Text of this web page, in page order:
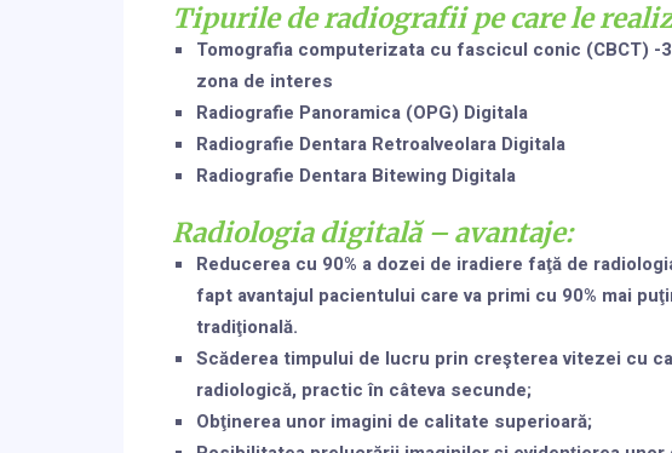
Tipurile de radiografii pe care le
Tomografia computerizata cu fascicul conic (CBCT) -
zona de interes
Radiografie Panoramica (OPG) Digitala
Radiografie Dentara Retroalveolara Digitala
Radiografie Dentara Bitewing Digitala
Radiologia digitală – avantaje:
Reducerea cu 90% a dozei de iradiere faţă de
fapt avantajul pacientului care va primi cu 90% mai
tradiţională.
Scăderea timpului de lucru prin creşterea vitezei cu
radiologică, practic în câteva secunde;
Obţinerea unor imagini de calitate superioară;